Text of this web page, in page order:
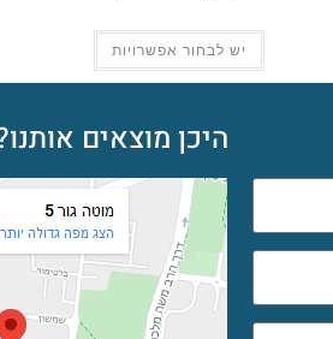
יש לבחור אפשרויות
היכן מוצאים